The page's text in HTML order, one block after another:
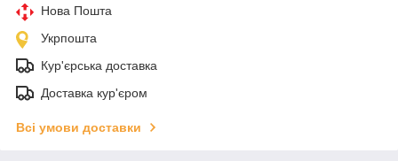
Нова Пошта
Укрпошта
Кур'єрська доставка
Доставка кур'єром
Всі умови доставки